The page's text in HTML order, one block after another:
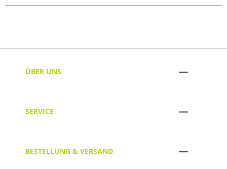
ÜBER UNS
SERVICE
BESTELLUNG & VERSAND